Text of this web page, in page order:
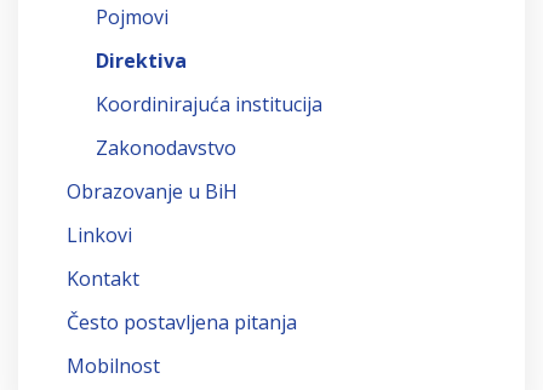
Pojmovi
Direktiva
Koordinirajuća institucija
Zakonodavstvo
Obrazovanje u BiH
Linkovi
Kontakt
Često postavljena pitanja
Mobilnost